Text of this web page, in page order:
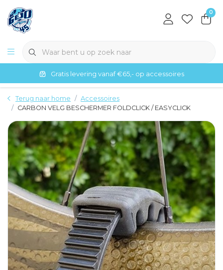
0
Gratis levering vanaf €65,- op accessoires
Terug naar home
Accessoires
CARBON VELG BESCHERMER FOLDCLICK / EASYCLICK